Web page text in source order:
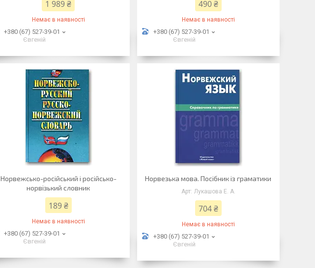
1 989 ₴
Немає в наявності
+380 (67) 527-39-01
Євгеній
490 ₴
Немає в наявності
+380 (67) 527-39-01
Євгеній
Норвежсько-російський і російсько-
норвізький словник
189 ₴
Немає в наявності
+380 (67) 527-39-01
Євгеній
Норвезька мова. Посібник із граматики
Лукашова Е. А.
704 ₴
Немає в наявності
+380 (67) 527-39-01
Євгеній